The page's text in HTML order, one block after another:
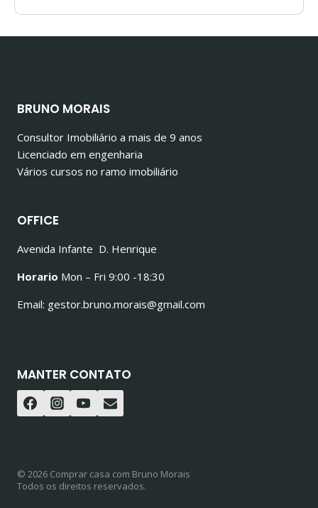
BRUNO MORAIS
Consultor Imobiliário a mais de 9 anos
Licenciado em engenharia
Vários cursos no ramo imobiliário
OFFICE
Avenida Infante D. Henrique
Horario Mon – Fri 9:00 -18:30
Email: gestor.bruno.morais@gmail.com
MANTER CONTATO
© 2026 Comprar casa com Bruno Morais
Todos os direitos reservados.